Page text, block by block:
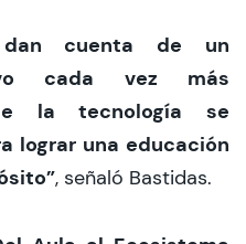
dan cuenta de un
cada vez más
la tecnología se
lograr una educación
, señaló Bastidas.